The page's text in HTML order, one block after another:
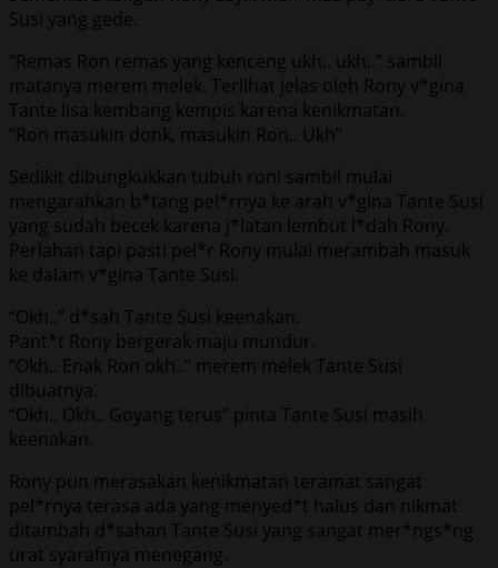
Susi yang gede.
“Remas Ron remas yang kenceng ukh.. ukh..” sambil
matanya merem melek. Terlihat jelas oleh Rony v*gina
Tante lisa kembang kempis karena kenikmatan.
“Ron masukin donk, masukin Ron.. Ukh”
Sedikit dibungkukkan tubuh roni sambil mulai
mengarahkan b*tang pel*rnya ke arah v*gina Tante Susi
yang sudah becek karena j*latan lembut l*dah Rony.
Perlahan tapi pasti pel*r Rony mulai merambah masuk
ke dalam v*gina Tante Susi.
“Okh..” d*sah Tante Susi keenakan.
Pant*t Rony bergerak maju mundur.
“Okh.. Enak Ron okh..” merem melek Tante Susi
dibuatnya.
“Okh.. Okh.. Goyang terus” pinta Tante Susi masih
keenakan.
Rony pun merasakan kenikmatan teramat sangat
pel*rnya terasa ada yang menyed*t halus dan nikmat
ditambah d*sahan Tante Susi yang sangat mer*ngs*ng
urat syarafnya menegang.